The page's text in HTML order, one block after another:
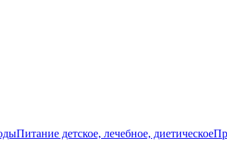
Питание детское, лечебное, диетическое